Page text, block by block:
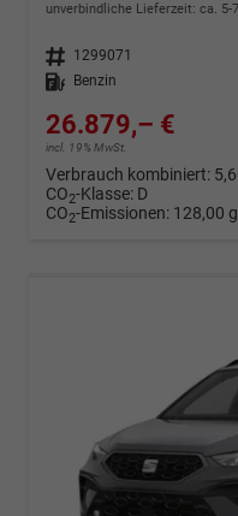
unverbindliche Lieferzeit: ca. 5-
Fahrzeugnr. 1299071
Kraftstoff
Benzin
26.879,– €
incl. 19% MwSt.
Verbrauch kombiniert:
CO2-Klasse: D
CO2-Emissionen: 128,00